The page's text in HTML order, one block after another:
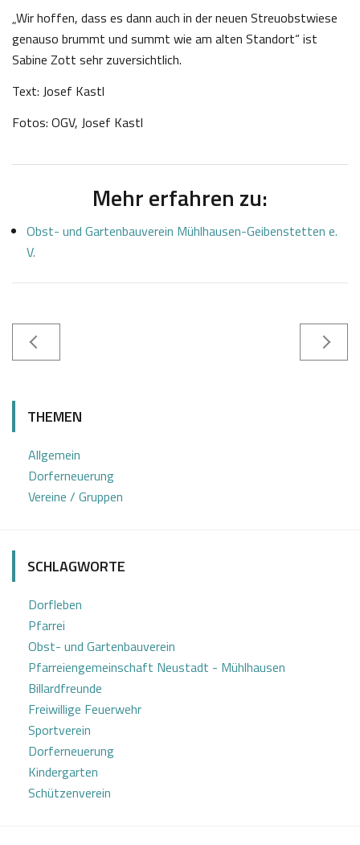
„Wir hoffen, dass es dann auch in der neuen Streuobstwiese
genauso brummt und summt wie am alten Standort“ ist
Sabine Zott sehr zuversichtlich.
Text: Josef Kastl
Fotos: OGV, Josef Kastl
Mehr erfahren zu:
Obst- und Gartenbauverein Mühlhausen-Geibenstetten e.
V.
9
2
o
t
THEMEN
Allgemein
Dorferneuerung
Vereine / Gruppen
SCHLAGWORTE
Dorfleben
Pfarrei
Obst- und Gartenbauverein
Pfarreiengemeinschaft Neustadt - Mühlhausen
Billardfreunde
Freiwillige Feuerwehr
Sportverein
Dorferneuerung
Kindergarten
Schützenverein